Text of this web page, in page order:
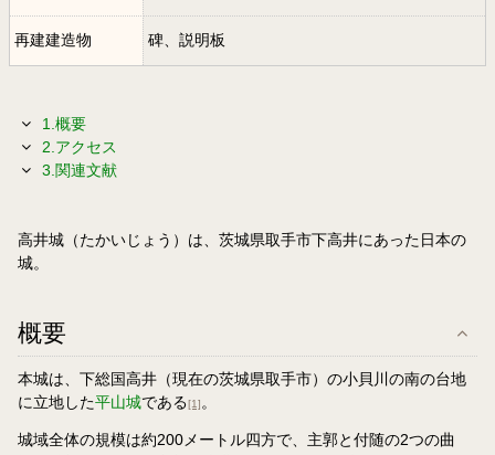
再建建造物 碑、説明板
1.概要
2.アクセス
3.関連文献
高井城（たかいじょう）は、茨城県取手市下高井にあった日本の
城。
概要
本城は、下総国高井（現在の茨城県取手市）の小貝川の南の台地
に立地した平山城である[1] 。
城域全体の規模は約200メートル四方で、主郭と付随の2つの曲